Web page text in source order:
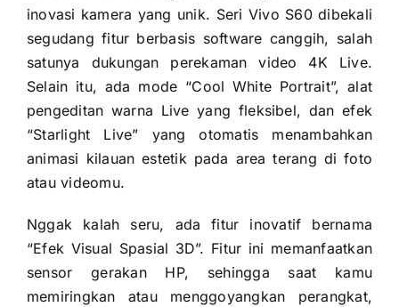
inovasi kamera yang unik. Seri Vivo S60 dibekali
segudang fitur berbasis software canggih, salah
satunya dukungan perekaman video 4K Live.
Selain itu, ada mode “Cool White Portrait”, alat
pengeditan warna Live yang fleksibel, dan efek
“Starlight Live” yang otomatis menambahkan
animasi kilauan estetik pada area terang di foto
atau videomu.
Nggak kalah seru, ada fitur inovatif bernama
“Efek Visual Spasial 3D”. Fitur ini memanfaatkan
sensor gerakan HP, sehingga saat kamu
memiringkan atau menggoyangkan perangkat,